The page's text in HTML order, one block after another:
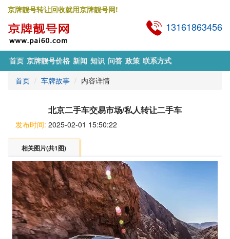
京牌靓号转让回收就用京牌靓号网!
13161863456
首页 京牌靓号价格 新闻 知识 问答 政策 联系方式
首页
车牌故事 内容详情
北京二手车交易市场/私人转让二手车
发布时间: 2025-02-01 15:50:22
相关图片(共1图)